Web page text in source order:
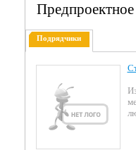
Подрядчики